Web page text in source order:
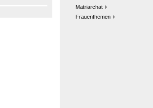
Matriarchat
Frauenthemen